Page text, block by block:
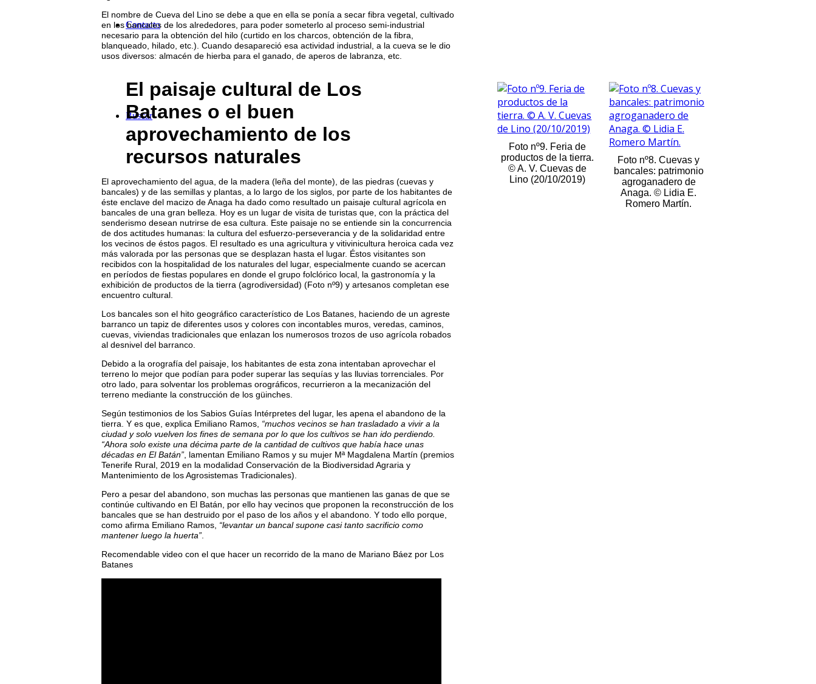
Contacto
Buscar
El nombre de Cueva del Lino se debe a que en ella se ponía a secar fibra vegetal, cultivado
en los bancales de los alrededores, para poder someterlo al proceso semi-industrial
necesario para la obtención del hilo (curtido en los charcos, obtención de la fibra,
blanqueado, hilado, etc.). Cuando desapareció esa actividad industrial, a la cueva se le dio
usos diversos: almacén de hierba para el ganado, de aperos de labranza, etc.
El paisaje cultural de Los
Batanes o el buen
aprovechamiento de los
recursos naturales
El aprovechamiento del agua, de la madera (leña del monte), de las piedras (cuevas y
bancales) y de las semillas y plantas, a lo largo de los siglos, por parte de los habitantes de
éste enclave del macizo de Anaga ha dado como resultado un paisaje cultural agrícola en
bancales de una gran belleza. Hoy es un lugar de visita de turistas que, con la práctica del
senderismo desean nutrirse de esa cultura. Este paisaje no se entiende sin la concurrencia
de dos actitudes humanas: la cultura del esfuerzo-perseverancia y de la solidaridad entre
los vecinos de éstos pagos. El resultado es una agricultura y vitivinicultura heroica cada vez
más valorada por las personas que se desplazan hasta el lugar. Éstos visitantes son
recibidos con la hospitalidad de los naturales del lugar, especialmente cuando se acercan
en períodos de fiestas populares en donde el grupo folclórico local, la gastronomía y la
exhibición de productos de la tierra (agrodiversidad) (Foto nº9) y artesanos completan ese
encuentro cultural.
Los bancales son el hito geográfico característico de Los Batanes, haciendo de un agreste
barranco un tapiz de diferentes usos y colores con incontables muros, veredas, caminos,
cuevas, viviendas tradicionales que enlazan los numerosos trozos de uso agrícola robados
al desnivel del barranco.
Debido a la orografía del paisaje, los habitantes de esta zona intentaban aprovechar el
terreno lo mejor que podían para poder superar las sequías y las lluvias torrenciales. Por
otro lado, para solventar los problemas orográficos, recurrieron a la mecanización del
terreno mediante la construcción de los güinches.
Según testimonios de los Sabios Guías Intérpretes del lugar, les apena el abandono de la
tierra. Y es que, explica Emiliano Ramos, “muchos vecinos se han trasladado a vivir a la
ciudad y solo vuelven los fines de semana por lo que los cultivos se han ido perdiendo.
“Ahora solo existe una décima parte de la cantidad de cultivos que había hace unas
décadas en El Batán” , lamentan Emiliano Ramos y su mujer Mª Magdalena Martín (premios
Tenerife Rural, 2019 en la modalidad Conservación de la Biodiversidad Agraria y
Mantenimiento de los Agrosistemas Tradicionales).
Pero a pesar del abandono, son muchas las personas que mantienen las ganas de que se
continúe cultivando en El Batán, por ello hay vecinos que proponen la reconstrucción de los
bancales que se han destruido por el paso de los años y el abandono. Y todo ello porque,
como afirma Emiliano Ramos, “levantar un bancal supone casi tanto sacrificio como
mantener luego la huerta”
Recomendable video con el que hacer un recorrido de la mano de Mariano Báez por Los
Batanes
Foto nº9. Feria de
productos de la tierra.
© A. V. Cuevas de
Lino (20/10/2019)
Foto nº8. Cuevas y
bancales: patrimonio
agroganadero de
Anaga. © Lidia E.
Romero Martín.